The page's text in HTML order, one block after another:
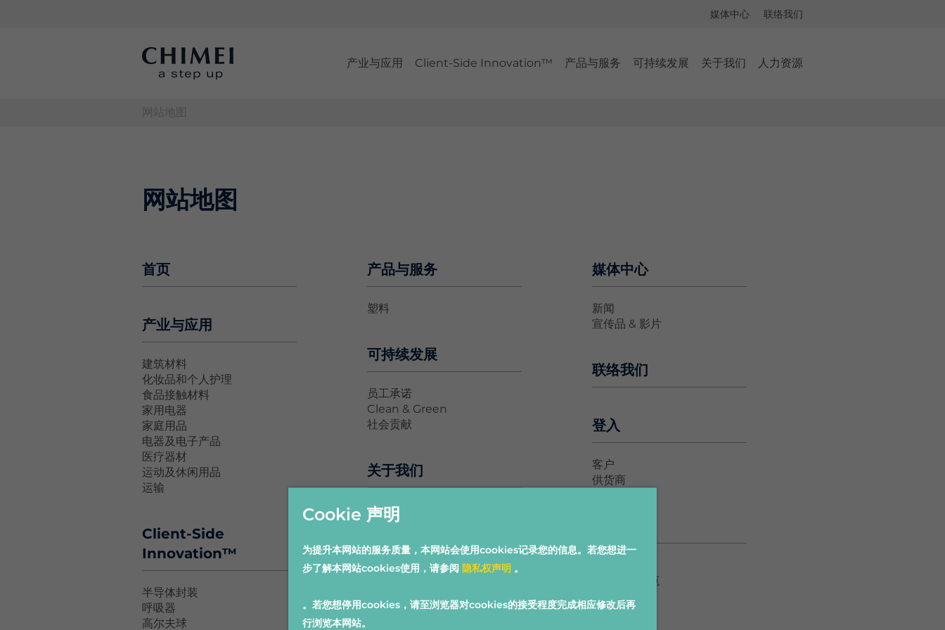
Cookie 声明
为提升本网站的服务质量，本网站会使用cookies记录您的信息。若您想进一
步了解本网站cookies使用，请参阅 隐私权声明 。
。若您想停用cookies，请至浏览器对cookies的接受程度完成相应修改后再
行浏览本网站。
媒体中心 联络我们
产业与应用 Client-Side Innovation™ 产品与服务 可持续发展 关于我们 人力资源
网站地图
网站地图
首页
产业与应用
建筑材料
化妆品和个人护理
食品接触材料
家用电器
家庭用品
电器及电子产品
医疗器材
运动及休闲用品
运输
Client-Side
Innovation™
半导体封装
呼吸器
高尔夫球
产品与服务
塑料
可持续发展
员工承诺
Clean & Green
社会贡献
关于我们
公司简介
大事纪要
媒体中心
新闻
宣传品 & 影片
联络我们
登入
客户
供货商
网站使用规范